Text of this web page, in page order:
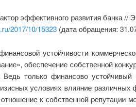
эффективного развития банка
2017/10/15323(дата обращения:
устойчивости
обеспечение собственной
только финансово
условиях влияние
к собственной репутации